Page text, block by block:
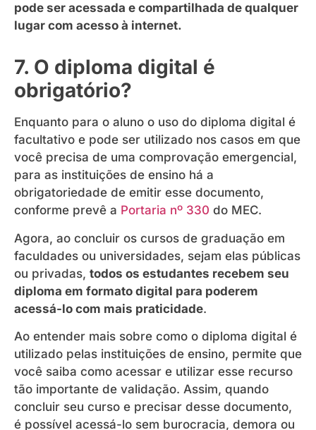
pode ser acessada e compartilhada de qualquer
lugar com acesso à internet.
7. O diploma digital é
obrigatório?
Enquanto para o aluno o uso do diploma digital é
facultativo e pode ser utilizado nos casos em que
você precisa de uma comprovação emergencial,
para as instituições de ensino há a
obrigatoriedade de emitir esse documento,
conforme prevê a Portaria nº 330 do MEC.
Agora, ao concluir os cursos de graduação em
faculdades ou universidades, sejam elas públicas
ou privadas, todos os estudantes recebem seu
diploma em formato digital para poderem
acessá-lo com mais praticidade.
Ao entender mais sobre como o diploma digital é
utilizado pelas instituições de ensino, permite que
você saiba como acessar e utilizar esse recurso
tão importante de validação. Assim, quando
concluir seu curso e precisar desse documento,
é possível acessá-lo sem burocracia, demora ou